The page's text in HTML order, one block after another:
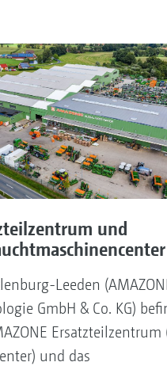
und
Leeden
GmbH & Co. KG)
Ersatzteilzentrum
und das